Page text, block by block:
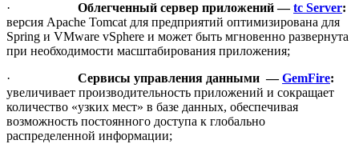
· Облегченный сервер приложений —tc Server:
версия Apache Tomcat для предприятий оптимизирована для
Spring и VMware vSphere и может быть мгновенно развернута
при необходимости масштабирования приложения;
· Сервисы управления данными —GemFire:
увеличивает производительность приложений и сокращает
количество «узких мест» в базе данных, обеспечивая
возможность постоянного доступа к глобально
распределенной информации;